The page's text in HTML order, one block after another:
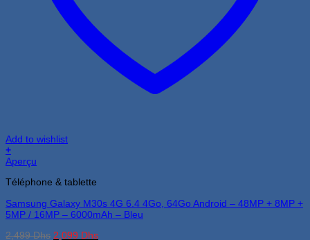
Add to wishlist
+
Aperçu
Téléphone & tablette
Samsung Galaxy M30s 4G 6.4 4Go, 64Go Android – 48MP + 8MP +
5MP / 16MP – 6000mAh – Bleu
2,499Dhs Le
2,099 DhsLe